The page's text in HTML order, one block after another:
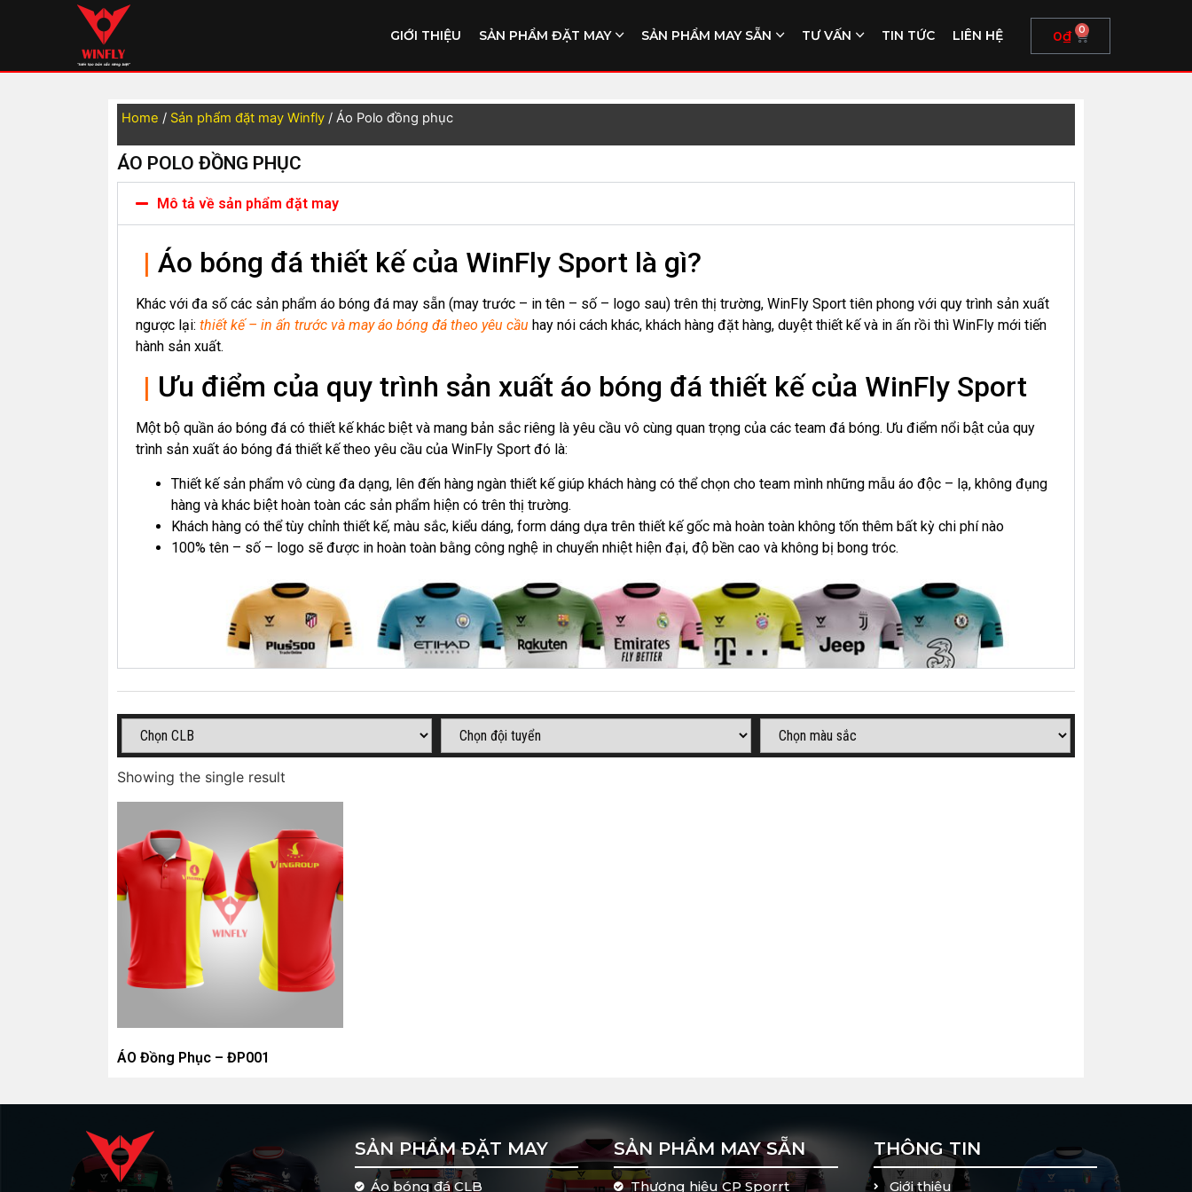
GIỚI THIỆU SẢN PHẨM ĐẶT MAY SẢN PHẨM MAY SẴN TƯ VẤN TIN TỨC LIÊN HỆ 0₫ 0
Home / Sản phẩm đặt may Winfly / Áo Polo đồng phục
ÁO POLO ĐỒNG PHỤC
Mô tả về sản phẩm đặt may
| Áo bóng đá thiết kế của WinFly Sport là gì?
Khác với đa số các sản phẩm áo bóng đá may sẵn (may trước – in tên – số – logo sau) trên thị trường, WinFly Sport tiên phong với quy trình sản xuất
ngược lại: thiết kế – in ấn trước và may áo bóng đá theo yêu cầu hay nói cách khác, khách hàng đặt hàng, duyệt thiết kế và in ấn rồi thì WinFly mới tiến
hành sản xuất.
| Ưu điểm của quy trình sản xuất áo bóng đá thiết kế của WinFly Sport
Một bộ quần áo bóng đá có thiết kế khác biệt và mang bản sắc riêng là yêu cầu vô cùng quan trọng của các team đá bóng. Ưu điểm nổi bật của quy
trình sản xuất áo bóng đá thiết kế theo yêu cầu của WinFly Sport đó là:
Thiết kế sản phẩm vô cùng đa dạng, lên đến hàng ngàn thiết kế giúp khách hàng có thể chọn cho team mình những mẫu áo độc – lạ, không đụng
hàng và khác biệt hoàn toàn các sản phẩm hiện có trên thị trường.
Khách hàng có thể tùy chỉnh thiết kế, màu sắc, kiểu dáng, form dáng dựa trên thiết kế gốc mà hoàn toàn không tốn thêm bất kỳ chi phí nào
100% tên – số – logo sẽ được in hoàn toàn bằng công nghệ in chuyển nhiệt hiện đại, độ bền cao và không bị bong tróc.
Tùy chọn thay đổi màu sắc, họa tiết và logo theo yêu cầu[/caption]
|Các chất liệu vải cao cấp của áo bóng đá thiết kế WinFly
Hiện tại, sau quá trình thử nghiệm, WinFly Sport quyết định chọn 7 chất liệu vải ngoại nhập chính được nhiều khách hàng ưa chuộng nhất:
Showing the single result
ÁO Đồng Phục – ĐP001
SẢN PHẨM ĐẶT MAY
Áo bóng đá CLB
SẢN PHẨM MAY SẴN
Thương hiệu CP Sporrt
THÔNG TIN
Giới thiệu